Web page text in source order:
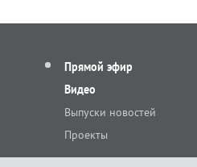
Прямой эфир
Видео
Выпуски новостей
Проекты